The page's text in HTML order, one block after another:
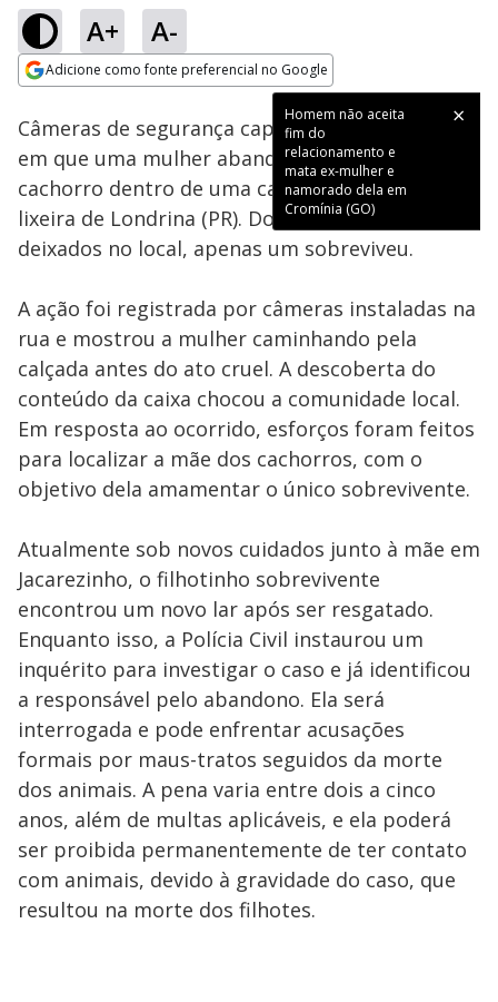
A+ A-
Adicione como fonte preferencial no Google
Homem não aceita
fim do
relacionamento e
mata ex-mulher e
namorado dela em
Cromínia (GO)
Ativar
81.90%
Câmeras de segurança capturaram o momento
em que uma mulher abandona onze filhotes de
cachorro dentro de uma caixa jogada em uma
lixeira de Londrina (PR). Dos onze filhotes
deixados no local, apenas um sobreviveu.
A ação foi registrada por câmeras instaladas na
rua e mostrou a mulher caminhando pela
calçada antes do ato cruel. A descoberta do
conteúdo da caixa chocou a comunidade local.
Em resposta ao ocorrido, esforços foram feitos
para localizar a mãe dos cachorros, com o
objetivo dela amamentar o único sobrevivente.
Atualmente sob novos cuidados junto à mãe em
Jacarezinho, o filhotinho sobrevivente
encontrou um novo lar após ser resgatado.
Enquanto isso, a Polícia Civil instaurou um
inquérito para investigar o caso e já identificou
a responsável pelo abandono. Ela será
interrogada e pode enfrentar acusações
formais por maus-tratos seguidos da morte
dos animais. A pena varia entre dois a cinco
anos, além de multas aplicáveis, e ela poderá
ser proibida permanentemente de ter contato
com animais, devido à gravidade do caso, que
resultou na morte dos filhotes.